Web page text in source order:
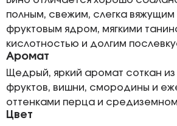
полным, свежим, слегка
фруктовым ядром, мягкими
кислотностью и долгим
Аромат
Щедрый, яркий аромат соткан из
фруктов, вишни, смородины и
оттенками перца и
Цвет